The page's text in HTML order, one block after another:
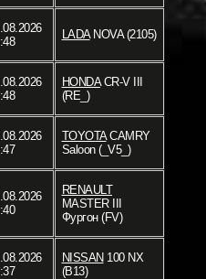
LADANOVA (2105)
HONDACR-V III
(RE_)
TOYOTACAMRY
Saloon (_V5_)
RENAULT
MASTER III
Фургон (FV)
NISSAN 100 NX
(B13)